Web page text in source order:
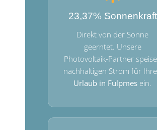
23,37% Sonnenkraft
Direkt von der Sonne
geerntet. Unsere
Photovoltaik-Partner
nachhaltigen Strom für
Urlaub in Fulpmes ein.